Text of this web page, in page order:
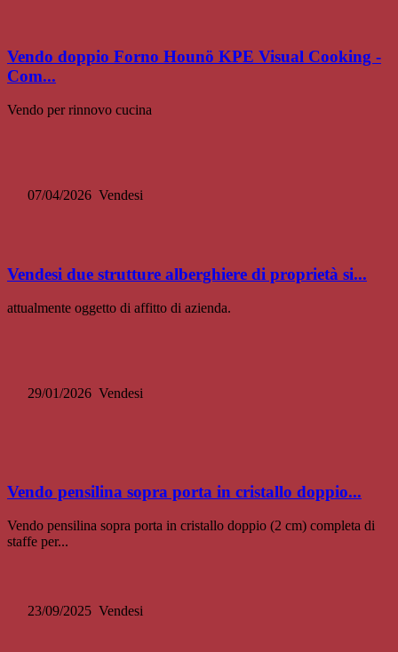
Vendo doppio Forno Hounö KPE Visual Cooking -
Com...
Vendo per rinnovo cucina
07/04/2026 Vendesi
Vendesi due strutture alberghiere di proprietà si...
attualmente oggetto di affitto di azienda.
29/01/2026 Vendesi
Vendo pensilina sopra porta in cristallo doppio...
Vendo pensilina sopra porta in cristallo doppio (2 cm) completa di
staffe per...
23/09/2025 Vendesi